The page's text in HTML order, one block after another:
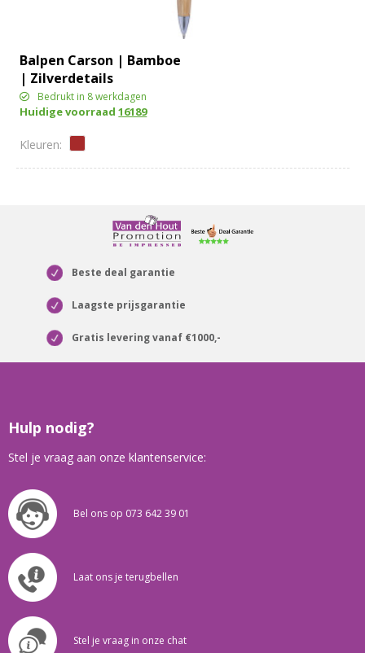
Balpen Carson | Bamboe
| Zilverdetails
Bedrukt in 8 werkdagen
Huidige voorraad16189
Beste deal garantie
Laagste prijsgarantie
Gratis levering vanaf €1000,-
Hulp nodig?
Stel je vraag aan onze klantenservice:
Bel ons op 073 642 39 01
Laat ons je terugbellen
Stel je vraag in onze chat